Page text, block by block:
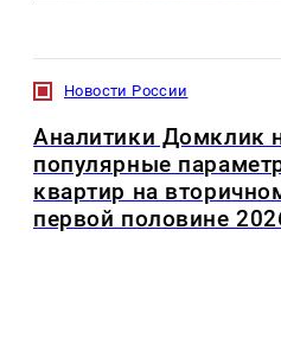
Новости России
Аналитики Домклик
популярные
квартир на
первой половине